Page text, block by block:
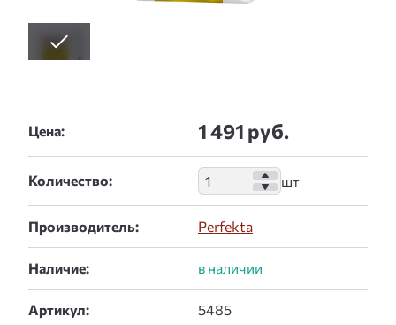
Цена: 1 491 руб.
Количество:
Производитель: Perfekta
Наличие:
Артикул: